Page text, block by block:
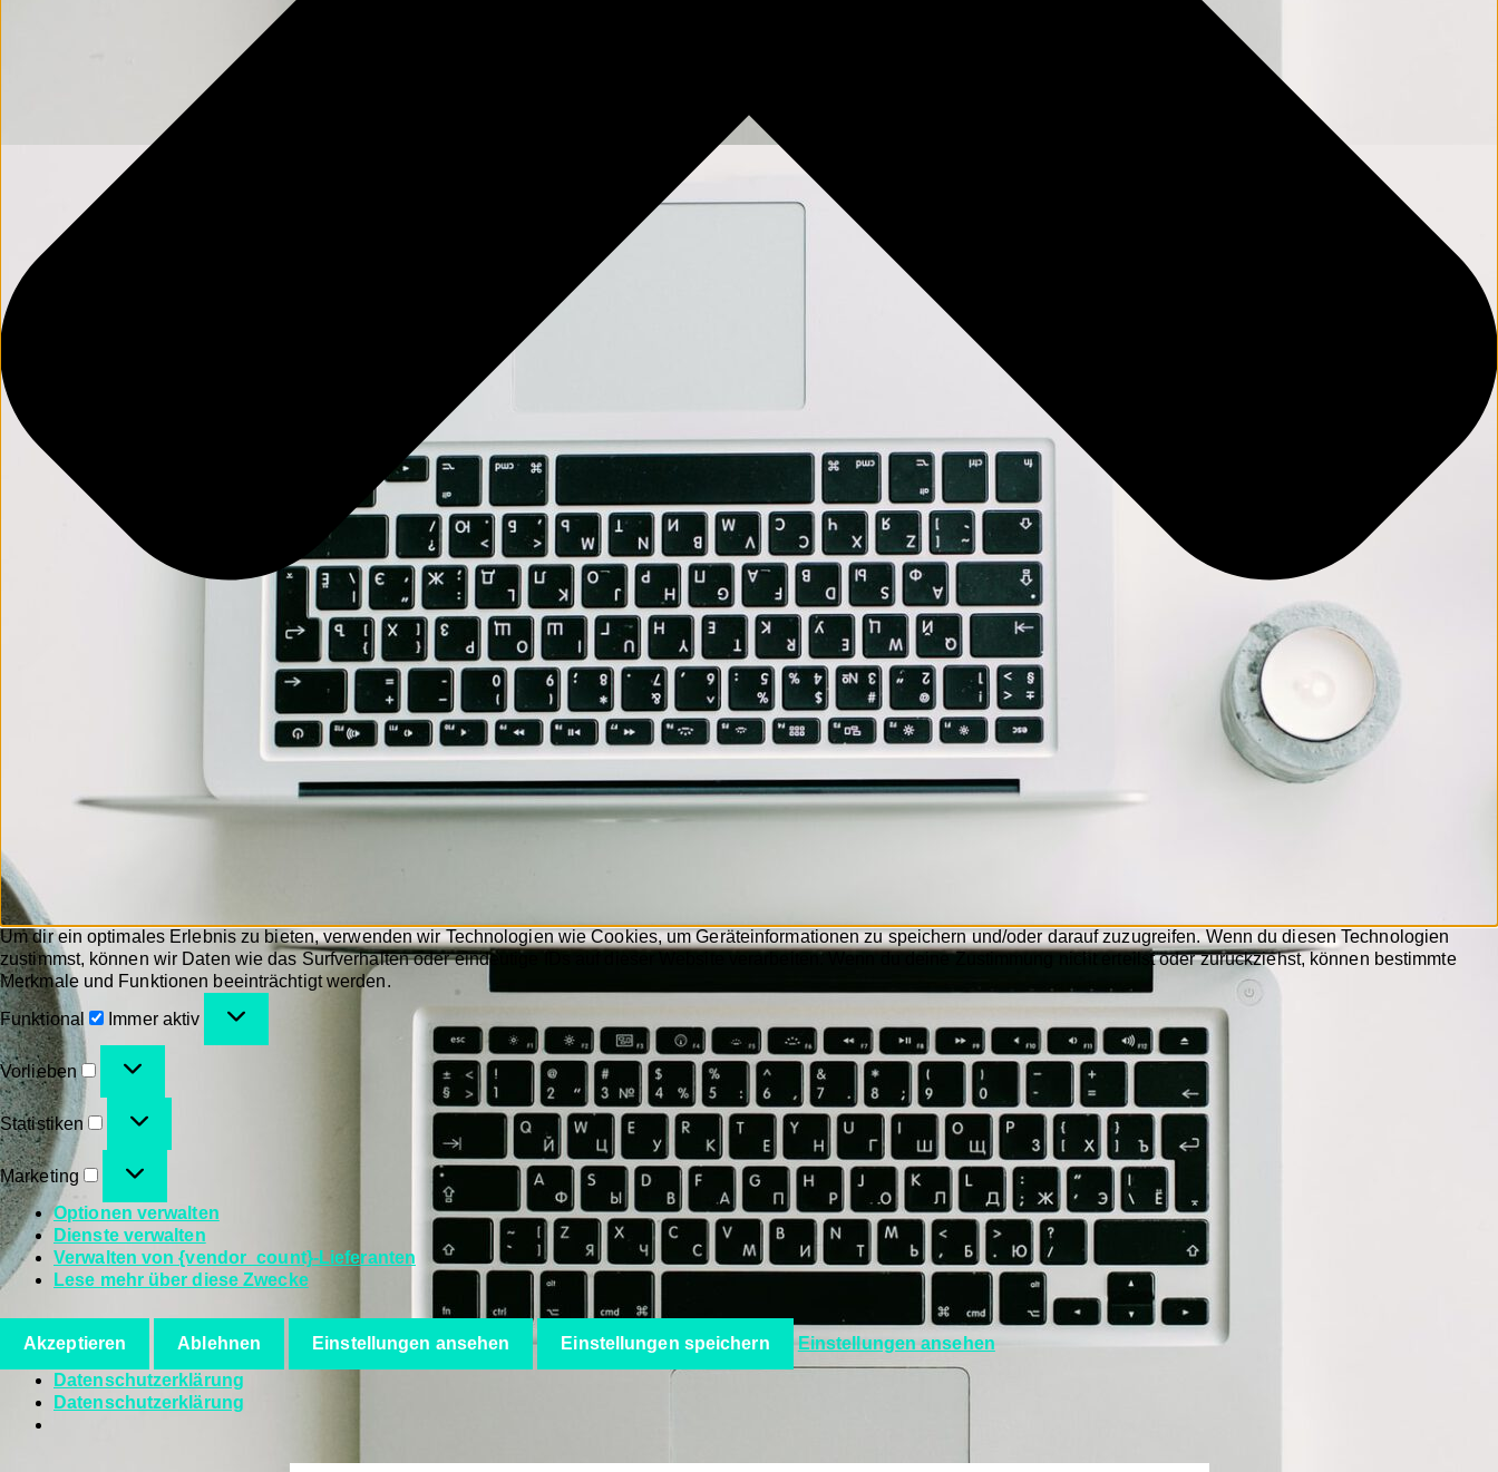
Um dir ein optimales Erlebnis zu bieten, verwenden wir Technologien wie Cookies, um Geräteinformationen zu speichern und/oder darauf zuzugreifen. Wenn du diesen Technologien
zustimmst, können wir Daten wie das Surfverhalten oder eindeutige IDs auf dieser Website verarbeiten. Wenn du deine Zustimmung nicht erteilst oder zurückziehst, können bestimmte
Merkmale und Funktionen beeinträchtigt werden.
Funktional
Immer aktiv
Vorlieben
Statistiken
Marketing
Optionen verwalten
Dienste verwalten
Verwalten von {vendor_count}-Lieferanten
Lese mehr über diese Zwecke
Akzeptieren Ablehnen Einstellungen ansehen Einstellungen speichern
Einstellungen ansehen
Datenschutzerklärung
Datenschutzerklärung